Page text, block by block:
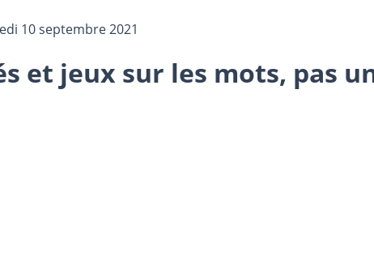
10 septembre 2021
et jeux sur les mots, pas